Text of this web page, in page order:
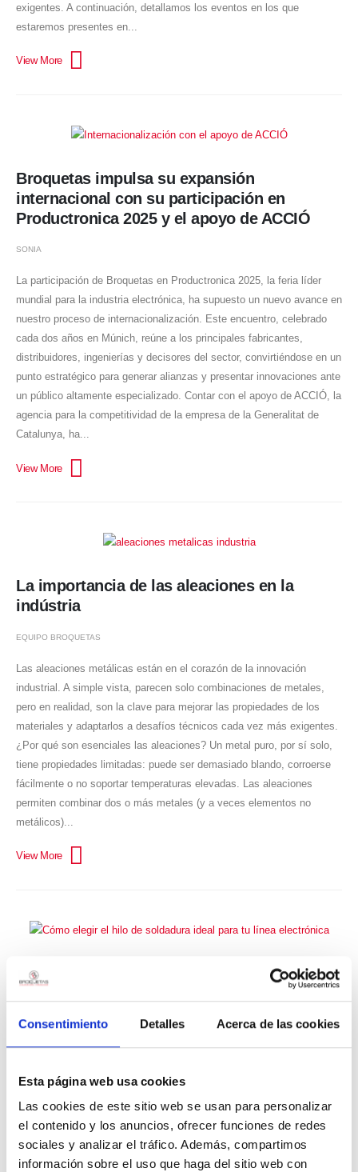
Consentimiento Detalles Acerca de las cookies
Esta página web usa cookies
Las cookies de este sitio web se usan para personalizar
el contenido y los anuncios, ofrecer funciones de redes
sociales y analizar el tráfico. Además, compartimos
información sobre el uso que haga del sitio web con
exigentes. A continuación, detallamos los eventos en los que
estaremos presentes en...
Broquetas impulsa su expansión
internacional con su participación en
Productronica 2025 y el apoyo de ACCIÓ
SONIA
La participación de Broquetas en Productronica 2025, la feria líder
mundial para la industria electrónica, ha supuesto un nuevo avance en
nuestro proceso de internacionalización. Este encuentro, celebrado
cada dos años en Múnich, reúne a los principales fabricantes,
distribuidores, ingenierías y decisores del sector, convirtiéndose en un
punto estratégico para generar alianzas y presentar innovaciones ante
un público altamente especializado. Contar con el apoyo de ACCIÓ, la
agencia para la competitividad de la empresa de la Generalitat de
Catalunya, ha...
La importancia de las aleaciones en la
indústria
EQUIPO BROQUETAS
Las aleaciones metálicas están en el corazón de la innovación
industrial. A simple vista, parecen solo combinaciones de metales,
pero en realidad, son la clave para mejorar las propiedades de los
materiales y adaptarlos a desafíos técnicos cada vez más exigentes.
¿Por qué son esenciales las aleaciones? Un metal puro, por sí solo,
tiene propiedades limitadas: puede ser demasiado blando, corroerse
fácilmente o no soportar temperaturas elevadas. Las aleaciones
permiten combinar dos o más metales (y a veces elementos no
metálicos)...
Cómo elegir el hilo de soldadura ideal para
EQUIPO BROQUETAS
críticas en cualquier proceso electrónico. Un error en la aleación, el
productividad de las uniones soldadas. En este artículo recopilamos
las 10 preguntas más frecuentes que llegan a nuestro equipo técnico
para ayudarte a seleccionar el hilo más adecuado según tu aplicación